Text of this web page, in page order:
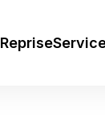
Reprise